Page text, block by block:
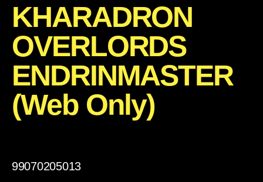
KHARADRON
OVERLORDS
ENDRINMASTER
(Web Only)
99070205013